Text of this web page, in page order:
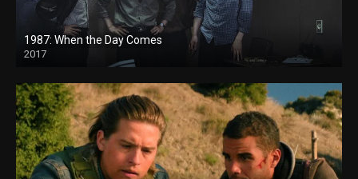
1987: When the Day Comes
2017